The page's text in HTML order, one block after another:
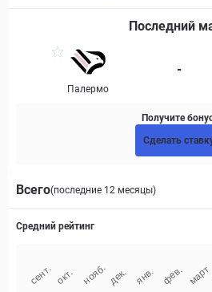
Последний
Палермо
-
Получите
Сделать
Всего(последние 12 месяцы)
Средний рейтинг